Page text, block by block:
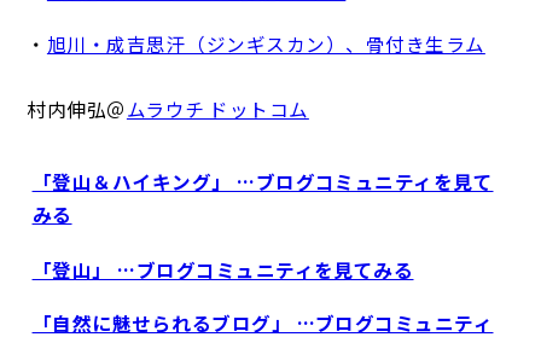
・ 旭川・成吉思汗（ジンギスカン）、骨付き生ラム
村内伸弘＠ムラウチ ドットコム
「登山＆ハイキング」 …ブログコミュニティを見て
みる
「登山」 …ブログコミュニティを見てみる
「自然に魅せられるブログ」 …ブログコミュニティ